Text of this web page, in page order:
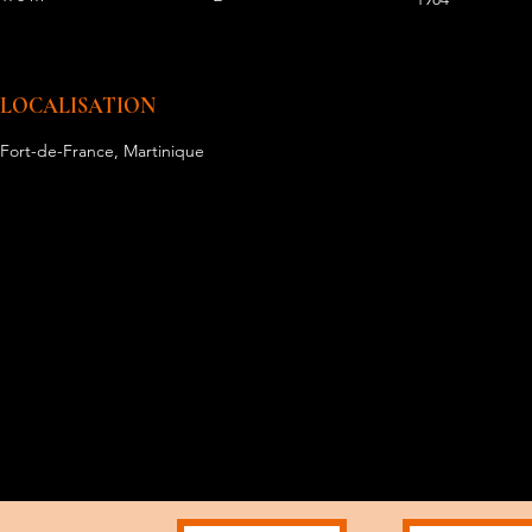
LOCALISATION
Fort-de-France, Martinique